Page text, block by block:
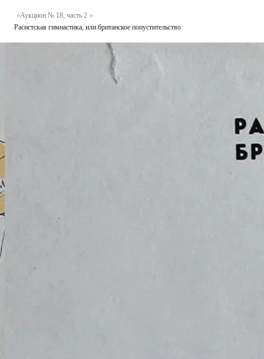
Аукцион № 18, часть 2
Расистская гимнастика, или британское попустительство